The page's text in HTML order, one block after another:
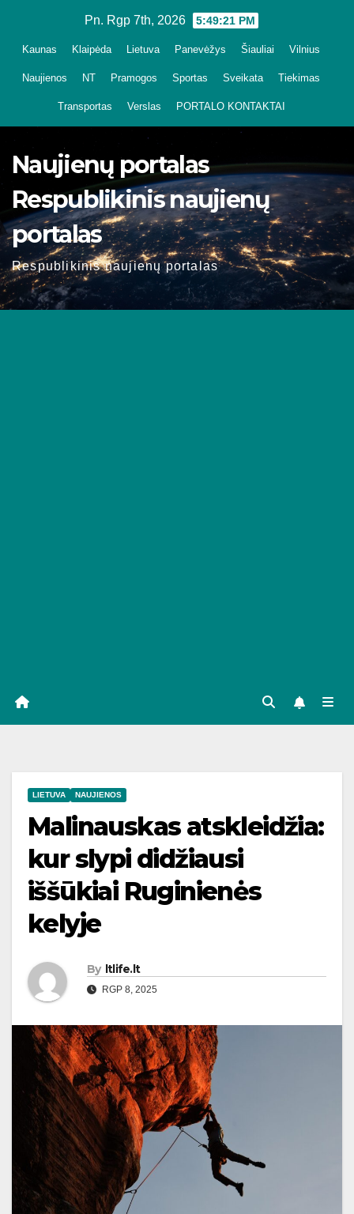
Pn. Rgp 7th, 2026 5:49:22 PM
Kaunas Klaipėda Lietuva Panevėžys Šiauliai Vilnius
Naujienos NT Pramogos Sportas Sveikata Tiekimas
Transportas Verslas PORTALO KONTAKTAI
Naujienų portalas
Respublikinis naujienų
portalas
Respublikinis naujienų portalas
LIETUVA NAUJIENOS
Malinauskas atskleidžia:
kur slypi didžiausi
iššūkiai Ruginienės
kelyje
By ltlife.lt
RGP 8, 2025